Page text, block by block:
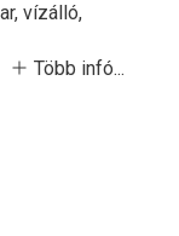
vízálló,
Több infó...